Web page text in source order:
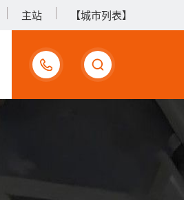
主站 【城市列表】
17733990375